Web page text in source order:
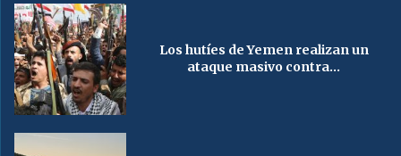
Los hutíes de Yemen realizan un
ataque masivo contra...